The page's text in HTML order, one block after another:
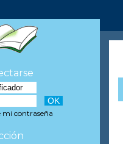
mi contraseña